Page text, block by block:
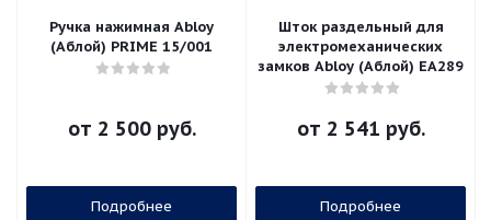
Ручка нажимная Abloy
(Аблой) PRIME 15/001
от 2 500 руб.
Подробнее
Шток раздельный для
электромеханических
замков Abloy (Аблой) EA289
от 2 541 руб.
Подробнее